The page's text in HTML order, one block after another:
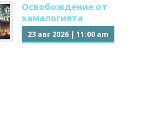
Освобождение от
хамалогията
23 авг 2026 | 11:00 am